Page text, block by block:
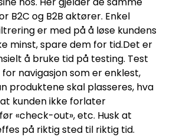
B2C og B2B aktører. Enkel
er med på å løse kundens
minst, spare dem for tid.Det er
å bruke tid på testing. Test
navigasjon som er enklest,
produktene skal plasseres, hva
kunden ikke forlater
«check-out», etc. Husk at
på riktig sted til riktig tid.